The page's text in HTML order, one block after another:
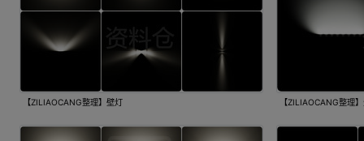
【ZILIAOCANG整理】壁灯 【ZILIAOCANG整理